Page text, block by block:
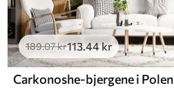
189.07kr113.44kr
Carkonoshe-bjergene i Polen